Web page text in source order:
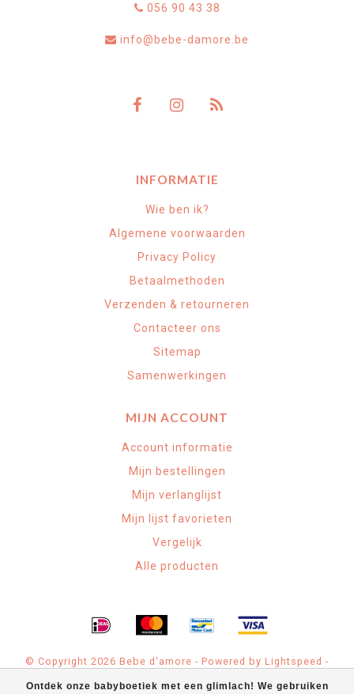
Ontdek onze babyboetiek met een glimlach! We gebruiken
056 90 43 38
info@bebe-damore.be
INFORMATIE
Wie ben ik?
Algemene voorwaarden
Privacy Policy
Betaalmethoden
Verzenden & retourneren
Contacteer ons
Sitemap
Samenwerkingen
MIJN ACCOUNT
Account informatie
Mijn bestellingen
Mijn verlanglijst
Mijn lijst favorieten
Vergelijk
Alle producten
© Copyright 2026 Bebe d'amore - Powered by Lightspeed -